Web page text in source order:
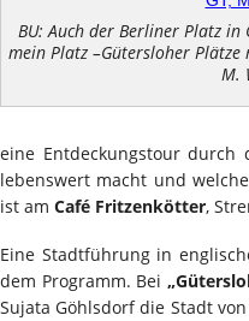
BU: Auch der Berliner Platz
mein Platz –Gütersloher Plätze
M.
eine Entdeckungstour durch
lebenswert macht und
ist am Café Fritzenkötter,
Eine Stadtführung in
dem Programm. Bei
Sujata Göhlsdorf die Stadt